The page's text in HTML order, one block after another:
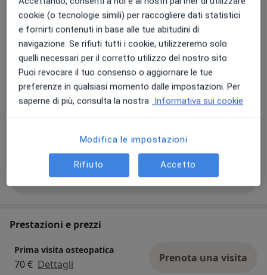
Consulenza onlineVisualizza l'agenda online
Foto e video
Visualizza galleria (8)
Mostra dettagli
sull'esperienza
Prestazioni e prezzi
Prima visita osteopatica
70 € Dettagli Prenota una visita
cookie (o tecnologie simili) per raccogliere dati statistici
e fornirti contenuti in base alle tue abitudini di
navigazione. Se rifiuti tutti i cookie, utilizzeremo solo
quelli necessari per il corretto utilizzo del nostro sito.
Puoi revocare il tuo consenso o aggiornare le tue
preferenze in qualsiasi momento dalle impostazioni. Per
saperne di più, consulta la nostra Informativa sui cookie
Modifica le impostazioni
Rifiuto Accetto